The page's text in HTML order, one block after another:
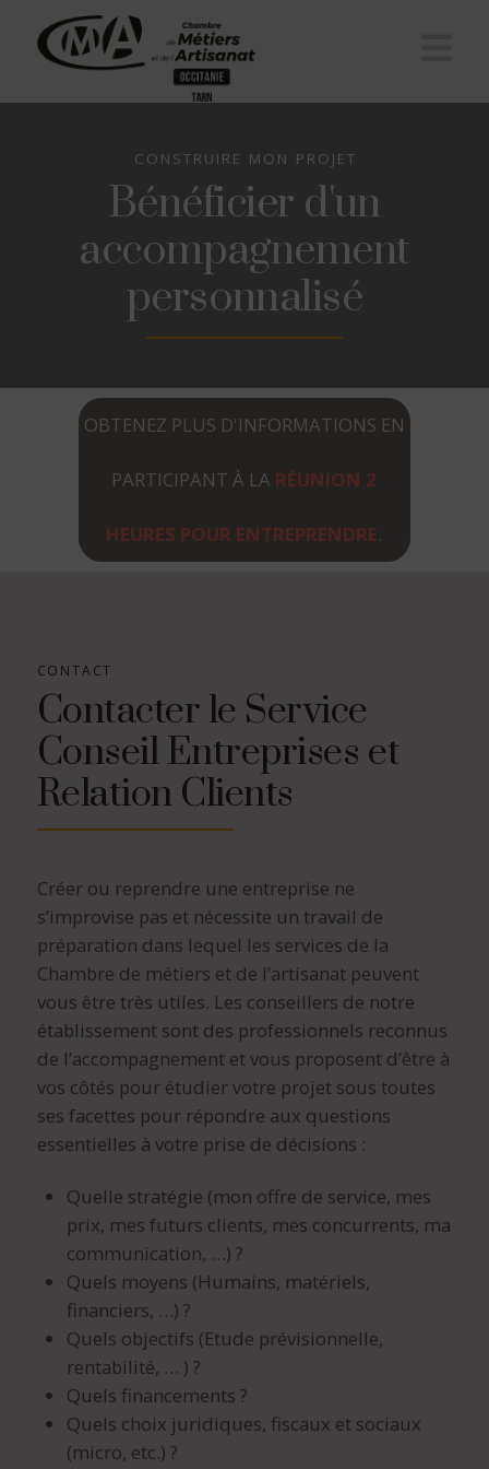
CONSTRUIRE MON PROJET
Bénéficier d'un
accompagnement
personnalisé
OBTENEZ PLUS D'INFORMATIONS EN
PARTICIPANT À LA RÉUNION 2
HEURES POUR ENTREPRENDRE.
CONTACT
Contacter le Service
Conseil Entreprises et
Relation Clients
Créer ou reprendre une entreprise ne
s’improvise pas et nécessite un travail de
préparation dans lequel les services de la
Chambre de métiers et de l’artisanat peuvent
vous être très utiles. Les conseillers de notre
établissement sont des professionnels reconnus
de l’accompagnement et vous proposent d’être à
vos côtés pour étudier votre projet sous toutes
ses facettes pour répondre aux questions
essentielles à votre prise de décisions :
Quelle stratégie (mon offre de service, mes
prix, mes futurs clients, mes concurrents, ma
communication, …) ?
Quels moyens (Humains, matériels,
financiers, …) ?
Quels objectifs (Etude prévisionnelle,
rentabilité, … ) ?
Quels financements ?
Quels choix juridiques, fiscaux et sociaux
(micro, etc.) ?